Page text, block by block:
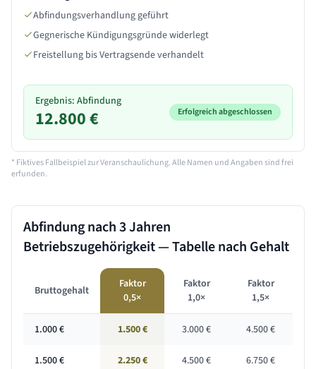
Abfindungsverhandlung geführt
Gegnerische Kündigungsgründe widerlegt
Freistellung bis Vertragsende verhandelt
Ergebnis: Abfindung
12.800 € Erfolgreich abgeschlossen
* Fiktives Fallbeispiel zur Veranschaulichung. Alle Namen und Angaben sind frei
erfunden.
Abfindung nach3 Jahren
Betriebszugehörigkeit — Tabelle nach Gehalt
Bruttogehalt
Faktor
0,5×
Faktor
1,0×
Faktor
1,5×
1.000€ 1.500 € 3.000 € 4.500 €
1.500€ 2.250 € 4.500 € 6.750 €